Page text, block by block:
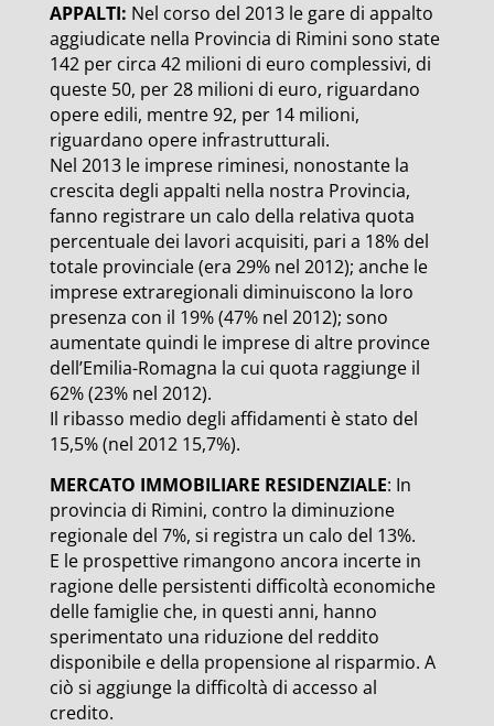
APPALTI: Nel corso del 2013 le gare di appalto
aggiudicate nella Provincia di Rimini sono state
142 per circa 42 milioni di euro complessivi, di
queste 50, per 28 milioni di euro, riguardano
opere edili, mentre 92, per 14 milioni,
riguardano opere infrastrutturali.
Nel 2013 le imprese riminesi, nonostante la
crescita degli appalti nella nostra Provincia,
fanno registrare un calo della relativa quota
percentuale dei lavori acquisiti, pari a 18% del
totale provinciale (era 29% nel 2012); anche le
imprese extraregionali diminuiscono la loro
presenza con il 19% (47% nel 2012); sono
aumentate quindi le imprese di altre province
dell’Emilia-Romagna la cui quota raggiunge il
62% (23% nel 2012).
Il ribasso medio degli affidamenti è stato del
15,5% (nel 2012 15,7%).
MERCATO IMMOBILIARE RESIDENZIALE: In
provincia di Rimini, contro la diminuzione
regionale del 7%, si registra un calo del 13%.
E le prospettive rimangono ancora incerte in
ragione delle persistenti difficoltà economiche
delle famiglie che, in questi anni, hanno
sperimentato una riduzione del reddito
disponibile e della propensione al risparmio. A
ciò si aggiunge la difficoltà di accesso al
credito.